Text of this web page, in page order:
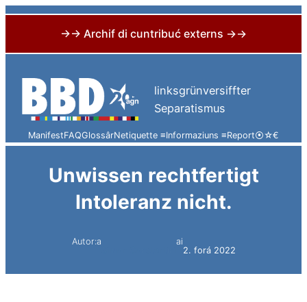
→→ Archif di cuntribuć externs →→
content
linksgrünversiffter
Separatismus
ManifestFAQGlossârNetiquette ≡Informaziuns ≡Report⦿☆€
Unwissen rechtfertigt
Intoleranz nicht.
Autor:a
ai
2. forá 2022